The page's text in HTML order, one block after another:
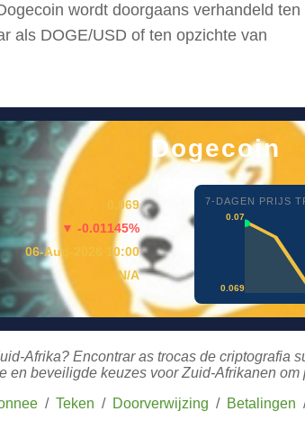
wordt doorgaans verhandeld ten
als DOGE/USD of ten opzichte van
Dogecoin
0.069
▼ -0.01145%
06-Aug-2026 10:00
N/A
7-DAGEN PRIJS
0.07
0.069
Afrika? Encontrar as trocas de criptografia
en beveiligde keuzes voor Zuid-Afrikanen
/ Teken / Doorverwijzing / Betalingen